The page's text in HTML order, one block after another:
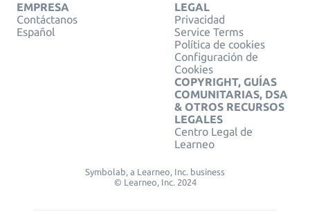
EMPRESA
Contáctanos
Español
LEGAL
Privacidad
Service Terms
Política de cookies
Configuración de
Cookies
COPYRIGHT, GUÍAS
COMUNITARIAS, DSA
& OTROS RECURSOS
LEGALES
Centro Legal de
Learneo
Symbolab, a Learneo, Inc. business
© Learneo, Inc. 2024